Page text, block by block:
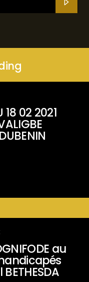
18 02 2021
au